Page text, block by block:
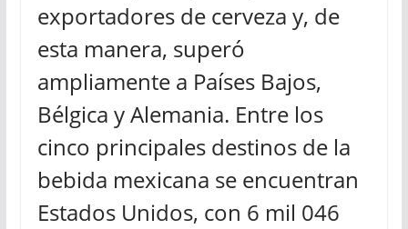
exportadores de cerveza y, de
esta manera, superó
ampliamente a Países Bajos,
Bélgica y Alemania. Entre los
cinco principales destinos de la
bebida mexicana se encuentran
Estados Unidos, con 6 mil 046